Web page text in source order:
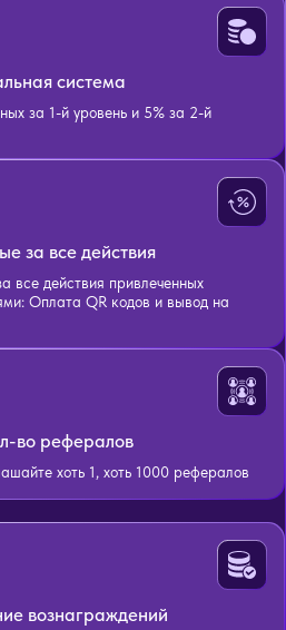
система
за 1-й уровень и 5% за 2-й
за все действия
все действия привлеченных
Оплата QR кодов и вывод на
во рефералов
хоть 1, хоть 1000 рефералов
вознаграждений